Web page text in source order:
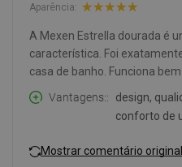
Aparência:
A Mexen Estrella dourada é
característica. Foi
casa de banho. Funciona bem.
Vantagens:
design,
conforto de
Mostrar comentário original